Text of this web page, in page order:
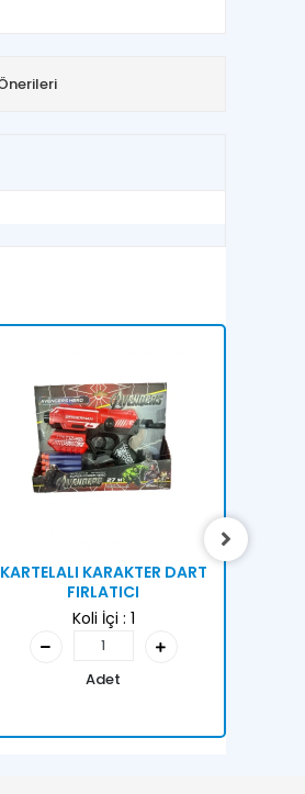
KARTELALI KARAKTER DART
FIRLATICI
Koli İçi : 1
Adet